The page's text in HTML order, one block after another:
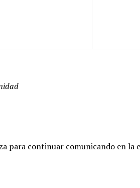
para continuar comunicando en la